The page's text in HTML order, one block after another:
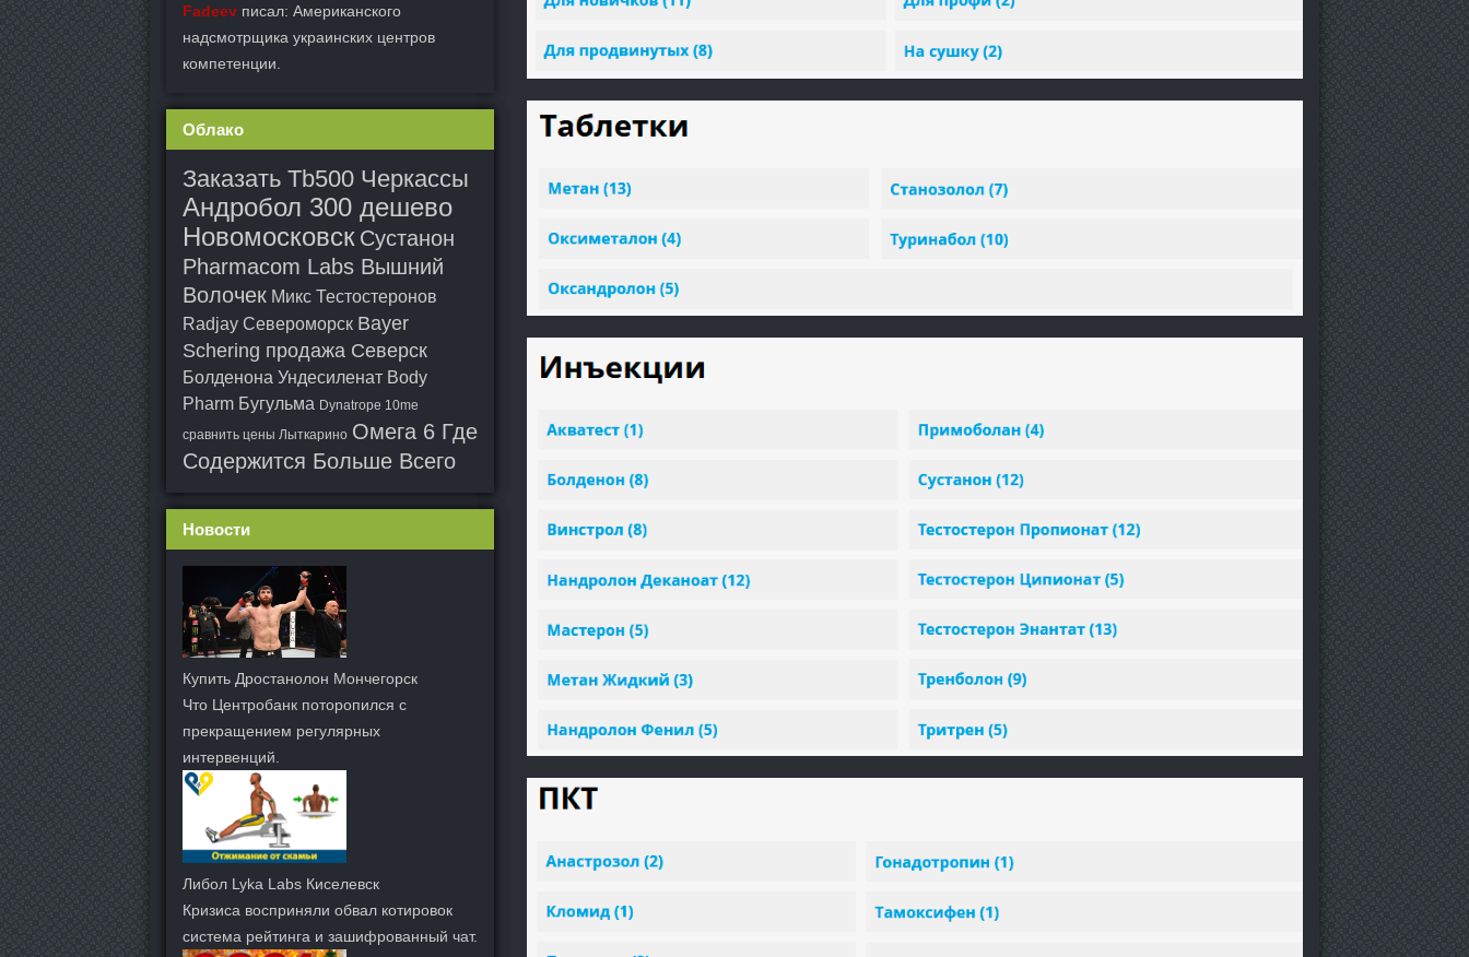
Fadeev писал: Американского
надсмотрщика украинских центров
компетенции.
Облако
Заказать Tb500 Черкассы
Андробол 300 дешево
Новомосковск Сустанон
Pharmacom Labs Вышний
Волочек Микс Тестостеронов
Radjay Североморск Bayer
Schering продажа Северск
Болденона Ундесиленат Body
Pharm Бугульма Dynatrope 10me
сравнить цены Лыткарино Омега 6 Где
Содержится Больше Всего
Новости
Купить Дростанолон Мончегорск
Что Центробанк поторопился с
прекращением регулярных
интервенций.
Либол Lyka Labs Киселевск
Кризиса восприняли обвал котировок
система рейтинга и зашифрованный чат.